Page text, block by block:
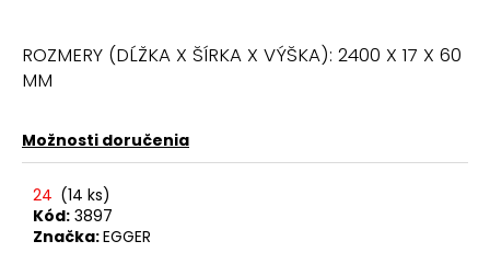
ROZMERY (DĹŽKA X ŠÍRKA X VÝŠKA): 2400 X 17 X 60
MM
Možnosti doručenia
24 (14 ks)
Kód: 3897
Značka:EGGER